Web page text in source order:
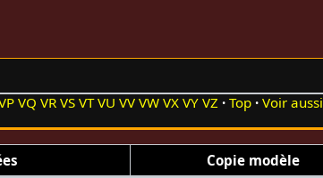
VQ VR VS VT VU VV VW VX VY VZ Top Voir aussi
Copie modèle